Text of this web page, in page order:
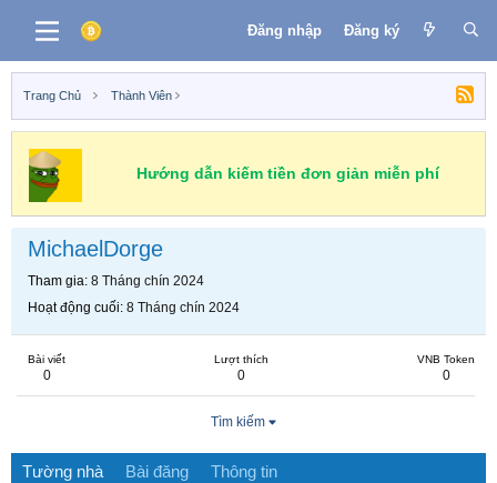
Đăng nhập Đăng ký
Trang Chủ Thành Viên
Hướng dẫn kiếm tiền đơn giản miễn phí
MichaelDorge
Tham gia 8 Tháng chín 2024
Hoạt động cuối 8 Tháng chín 2024
Bài viết
0
Lượt thích
0
VNB Token
0
Tìm kiếm
Tường nhà Bài đăng Thông tin